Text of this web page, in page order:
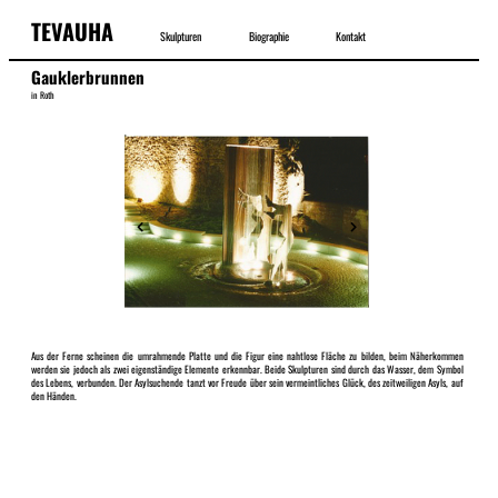
TEVAUHA Skulpturen Biographie Kontakt
Gauklerbrunnen
in Roth
Aus der Ferne scheinen die umrahmende Platte und die Figur eine nahtlose Fläche zu bilden, beim Näherkommen
werden sie jedoch als zwei eigenständige Elemente erkennbar. Beide Skulpturen sind durch das Wasser, dem Symbol
des Lebens, verbunden. Der Asylsuchende tanzt vor Freude über sein vermeintliches Glück, des zeitweiligen Asyls, auf
den Händen.